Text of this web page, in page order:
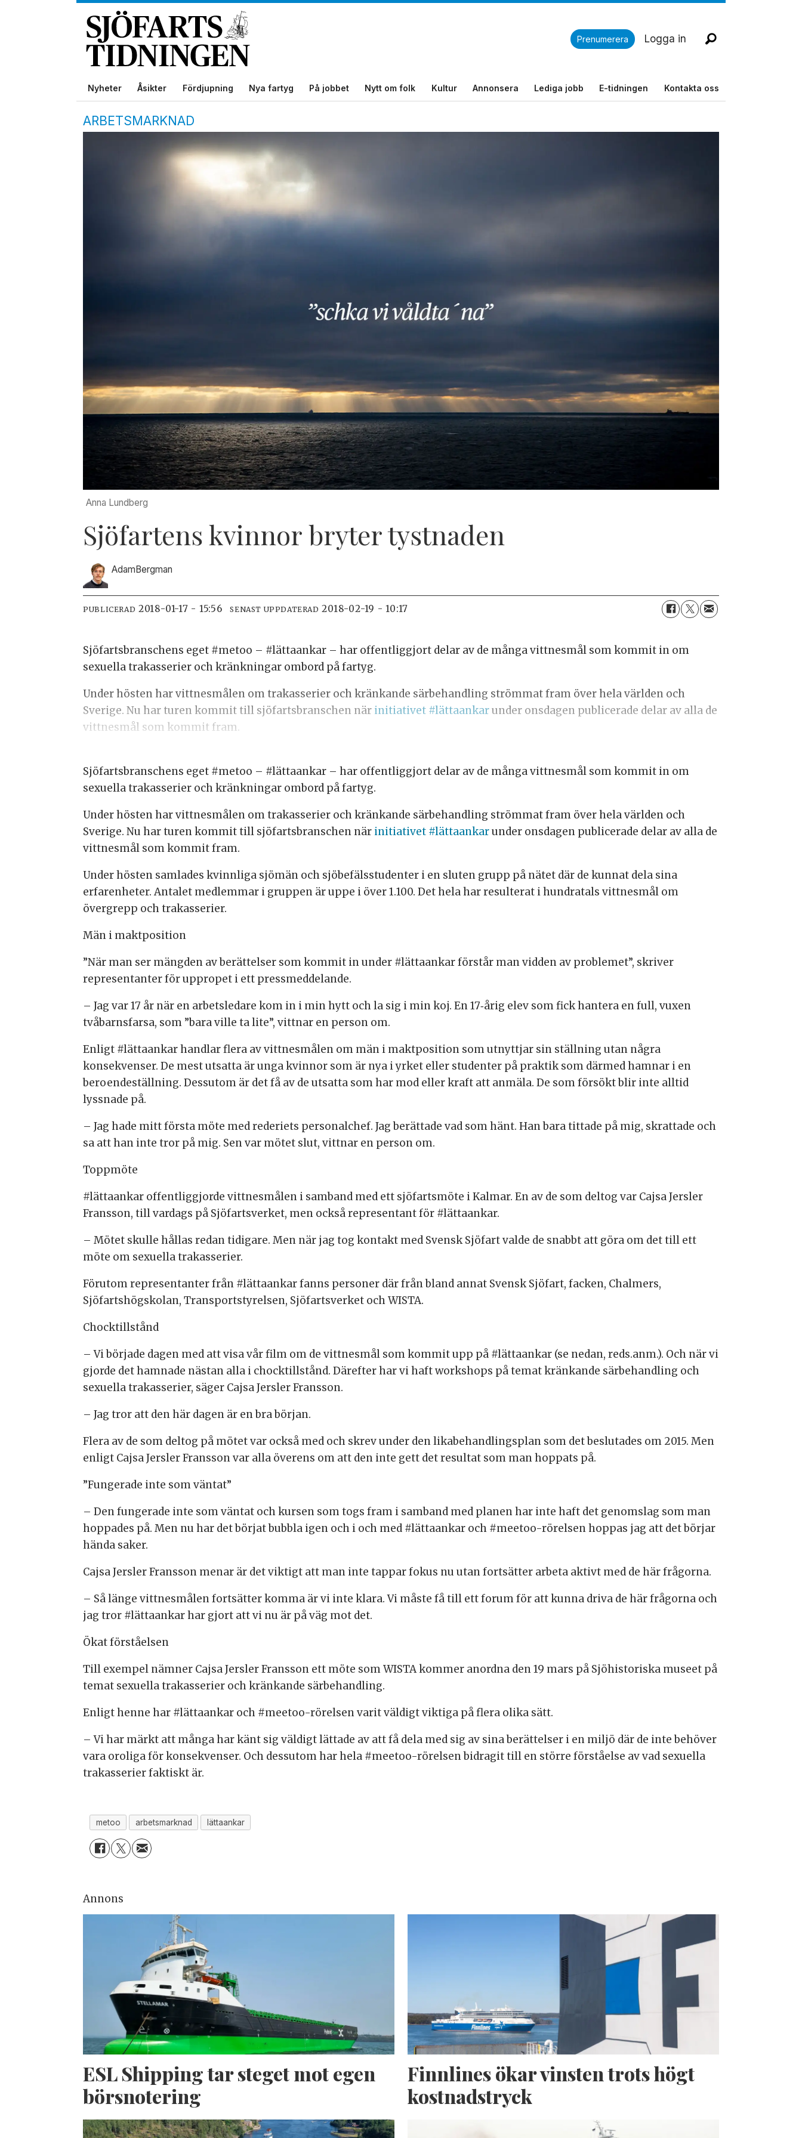
Prenumerera Logga in
Nyheter Åsikter Fördjupning Nya fartyg På jobbet Nytt om folk Kultur Annonsera Lediga jobb E-tidningen Kontakta oss
ARBETSMARKNAD
Anna Lundberg
Sjöfartens kvinnor bryter tystnaden
Adam Bergman
PUBLICERAD 2018-01-17 - 15:56 SENAST UPPDATERAD 2018-02-19 - 10:17
Sjöfartsbranschens eget #metoo – #lättaankar – har offentliggjort delar av de många vittnesmål som kommit in om
sexuella trakasserier och kränkningar ombord på fartyg.
Under hösten har vittnesmålen om trakasserier och kränkande särbehandling strömmat fram över hela världen och
Sverige. Nu har turen kommit till sjöfartsbranschen när initiativet #lättaankarunder onsdagen publicerade delar av alla de
vittnesmål som kommit fram.
Sjöfartsbranschens eget #metoo – #lättaankar – har offentliggjort delar av de många vittnesmål som kommit in om
sexuella trakasserier och kränkningar ombord på fartyg.
Under hösten har vittnesmålen om trakasserier och kränkande särbehandling strömmat fram över hela världen och
Sverige. Nu har turen kommit till sjöfartsbranschen när initiativet #lättaankarunder onsdagen publicerade delar av alla de
vittnesmål som kommit fram.
Under hösten samlades kvinnliga sjömän och sjöbefälsstudenter i en sluten grupp på nätet där de kunnat dela sina
erfarenheter. Antalet medlemmar i gruppen är uppe i över 1.100. Det hela har resulterat i hundratals vittnesmål om
övergrepp och trakasserier.
Män i maktposition
”När man ser mängden av berättelser som kommit in under #lättaankar förstår man vidden av problemet”, skriver
representanter för uppropet i ett pressmeddelande.
– Jag var 17 år när en arbetsledare kom in i min hytt och la sig i min koj. En 17‐årig elev som fick hantera en full, vuxen
tvåbarnsfarsa, som ”bara ville ta lite”, vittnar en person om.
Enligt #lättaankar handlar flera av vittnesmålen om män i maktposition som utnyttjar sin ställning utan några
konsekvenser. De mest utsatta är unga kvinnor som är nya i yrket eller studenter på praktik som därmed hamnar i en
beroendeställning. Dessutom är det få av de utsatta som har mod eller kraft att anmäla. De som försökt blir inte alltid
lyssnade på.
– Jag hade mitt första möte med rederiets personalchef. Jag berättade vad som hänt. Han bara tittade på mig, skrattade och
sa att han inte tror på mig. Sen var mötet slut, vittnar en person om.
Toppmöte
#lättaankar offentliggjorde vittnesmålen i samband med ett sjöfartsmöte i Kalmar. En av de som deltog var Cajsa Jersler
Fransson, till vardags på Sjöfartsverket, men också representant för #lättaankar.
– Mötet skulle hållas redan tidigare. Men när jag tog kontakt med Svensk Sjöfart valde de snabbt att göra om det till ett
möte om sexuella trakasserier.
Förutom representanter från #lättaankar fanns personer där från bland annat Svensk Sjöfart, facken, Chalmers,
Sjöfartshögskolan, Transportstyrelsen, Sjöfartsverket och WISTA.
Chocktillstånd
– Vi började dagen med att visa vår film om de vittnesmål som kommit upp på #lättaankar (se nedan, reds.anm.). Och när vi
gjorde det hamnade nästan alla i chocktillstånd. Därefter har vi haft workshops på temat kränkande särbehandling och
sexuella trakasserier, säger Cajsa Jersler Fransson.
– Jag tror att den här dagen är en bra början.
Flera av de som deltog på mötet var också med och skrev under den likabehandlingsplan som det beslutades om 2015. Men
enligt Cajsa Jersler Fransson var alla överens om att den inte gett det resultat som man hoppats på.
”Fungerade inte som väntat”
– Den fungerade inte som väntat och kursen som togs fram i samband med planen har inte haft det genomslag som man
hoppades på. Men nu har det börjat bubbla igen och i och med #lättaankar och #meetoo-rörelsen hoppas jag att det börjar
hända saker.
Cajsa Jersler Fransson menar är det viktigt att man inte tappar fokus nu utan fortsätter arbeta aktivt med de här frågorna.
– Så länge vittnesmålen fortsätter komma är vi inte klara. Vi måste få till ett forum för att kunna driva de här frågorna och
jag tror #lättaankar har gjort att vi nu är på väg mot det.
Ökat förståelsen
Till exempel nämner Cajsa Jersler Fransson ett möte som WISTA kommer anordna den 19 mars på Sjöhistoriska museet på
temat sexuella trakasserier och kränkande särbehandling.
Enligt henne har #lättaankar och #meetoo-rörelsen varit väldigt viktiga på flera olika sätt.
– Vi har märkt att många har känt sig väldigt lättade av att få dela med sig av sina berättelser i en miljö där de inte behöver
vara oroliga för konsekvenser. Och dessutom har hela #meetoo-rörelsen bidragit till en större förståelse av vad sexuella
trakasserier faktiskt är.
metoo arbetsmarknad lättaankar
Annons
ESL Shipping tar steget mot egen
börsnotering
Finnlines ökar vinsten trots högt
kostnadstryck